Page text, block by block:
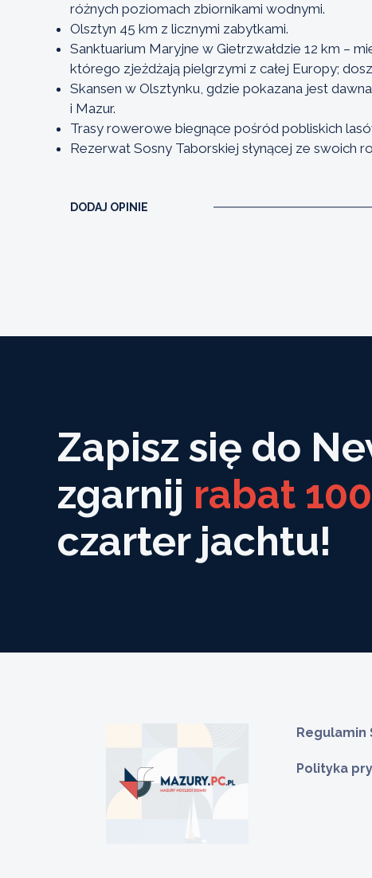
różnych poziomach zbiornikami wodnymi.
Olsztyn 45 km z licznymi zabytkami.
Sanktuarium Maryjne w Gietrzwałdzie 12 km –
którego zjeżdżają pielgrzymi z całej Europy;
Skansen w Olsztynku, gdzie pokazana jest
i Mazur.
Trasy rowerowe biegnące pośród pobliskich
Rezerwat Sosny Taborskiej słynącej ze swoich
DODAJ OPINIE
Zapisz się do
zgarnij rabat 100
czarter jachtu!
Regulamin
Polityka